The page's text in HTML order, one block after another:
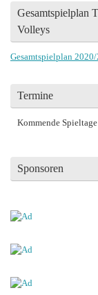
Gesamtspielplan
Volleys
Gesamtspielplan 2020/
Termine
Kommende
Sponsoren